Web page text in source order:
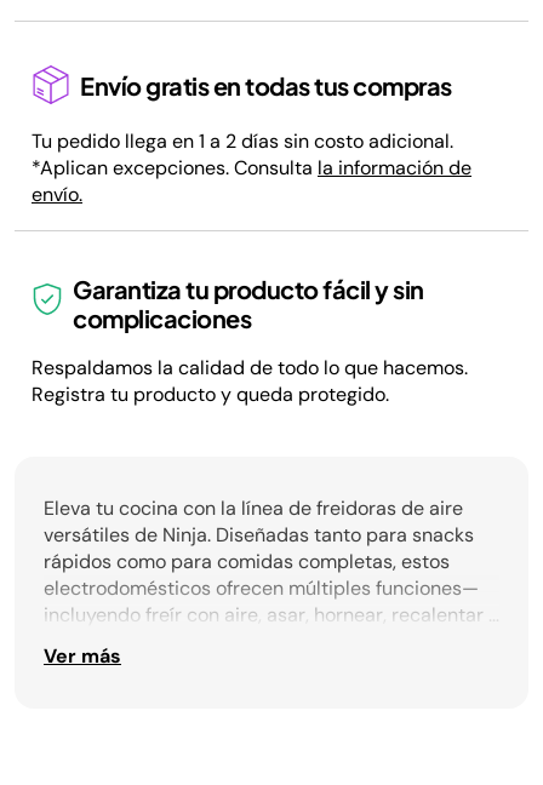
Envío gratis en todas tus compras
Tu pedido llega en 1 a 2 días sin costo adicional.
*Aplican excepciones. Consulta la información de
envío.
Garantiza tu producto fácil y sin
complicaciones
Respaldamos la calidad de todo lo que hacemos.
Registra tu producto y queda protegido.
Eleva tu cocina con la línea de freidoras de aire
versátiles de Ninja. Diseñadas tanto para snacks
rápidos como para comidas completas, estos
electrodomésticos ofrecen múltiples funciones—
incluyendo freír con aire, asar, hornear, recalentar y
deshidratar—en un diseño elegante. Algunos
modelos cuentan con zonas de cocción dobles o
Ver más